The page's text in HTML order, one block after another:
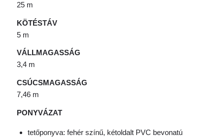
25 m
KÖTÉSTÁV
5 m
VÁLLMAGASSÁG
3,4 m
CSÚCSMAGASSÁG
7,46 m
PONYVÁZAT
tetőponyva: fehér színű, kétoldalt PVC bevonatú